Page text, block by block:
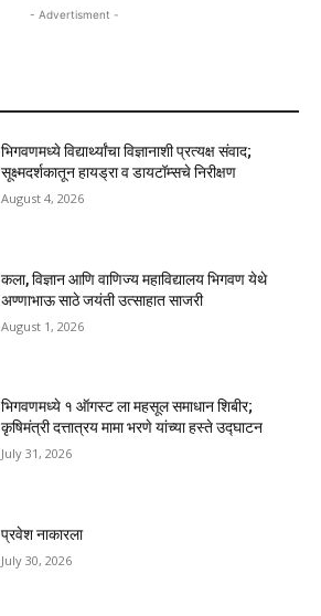
- Advertisment -
भिगवणमध्ये विद्यार्थ्यांचा विज्ञानाशी प्रत्यक्ष संवाद;
सूक्ष्मदर्शकातून हायड्रा व डायटॉम्सचे निरीक्षण
August 4, 2026
कला, विज्ञान आणि वाणिज्य महाविद्यालय भिगवण येथे
अण्णाभाऊ साठे जयंती उत्साहात साजरी
August 1, 2026
भिगवणमध्ये १ ऑगस्ट ला महसूल समाधान शिबीर;
कृषिमंत्री दत्तात्रय मामा भरणे यांच्या हस्ते उद्घाटन
July 31, 2026
प्रवेश नाकारला
July 30, 2026